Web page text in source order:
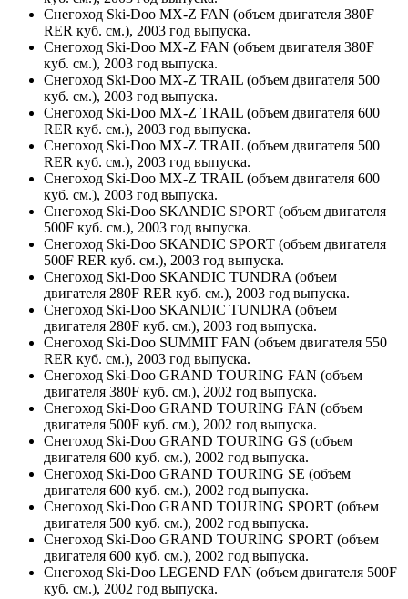
Снегоход Ski-Doo MX-Z FAN (объем двигателя 380F
RER куб. см.), 2003 год выпуска.
Снегоход Ski-Doo MX-Z FAN (объем двигателя 380F
куб. см.), 2003 год выпуска.
Снегоход Ski-Doo MX-Z TRAIL (объем двигателя 500
куб. см.), 2003 год выпуска.
Снегоход Ski-Doo MX-Z TRAIL (объем двигателя 600
RER куб. см.), 2003 год выпуска.
Снегоход Ski-Doo MX-Z TRAIL (объем двигателя 500
RER куб. см.), 2003 год выпуска.
Снегоход Ski-Doo MX-Z TRAIL (объем двигателя 600
куб. см.), 2003 год выпуска.
Снегоход Ski-Doo SKANDIC SPORT (объем двигателя
500F куб. см.), 2003 год выпуска.
Снегоход Ski-Doo SKANDIC SPORT (объем двигателя
500F RER куб. см.), 2003 год выпуска.
Снегоход Ski-Doo SKANDIC TUNDRA (объем
двигателя 280F RER куб. см.), 2003 год выпуска.
Снегоход Ski-Doo SKANDIC TUNDRA (объем
двигателя 280F куб. см.), 2003 год выпуска.
Снегоход Ski-Doo SUMMIT FAN (объем двигателя 550
RER куб. см.), 2003 год выпуска.
Снегоход Ski-Doo GRAND TOURING FAN (объем
двигателя 380F куб. см.), 2002 год выпуска.
Снегоход Ski-Doo GRAND TOURING FAN (объем
двигателя 500F куб. см.), 2002 год выпуска.
Снегоход Ski-Doo GRAND TOURING GS (объем
двигателя 600 куб. см.), 2002 год выпуска.
Снегоход Ski-Doo GRAND TOURING SE (объем
двигателя 600 куб. см.), 2002 год выпуска.
Снегоход Ski-Doo GRAND TOURING SPORT (объем
двигателя 500 куб. см.), 2002 год выпуска.
Снегоход Ski-Doo GRAND TOURING SPORT (объем
двигателя 600 куб. см.), 2002 год выпуска.
Снегоход Ski-Doo LEGEND FAN (объем двигателя 500F
куб. см.), 2002 год выпуска.